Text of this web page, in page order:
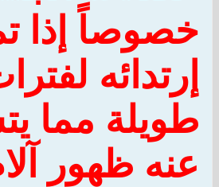
خصوصاً إذا
إرتدائه
طويلة مما
عنه ظهور